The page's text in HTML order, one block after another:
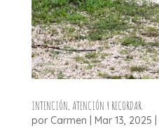
INTENCIÓN, ATENCIÓN Y RECORDAR.
por Carmen Mar 13, 2025